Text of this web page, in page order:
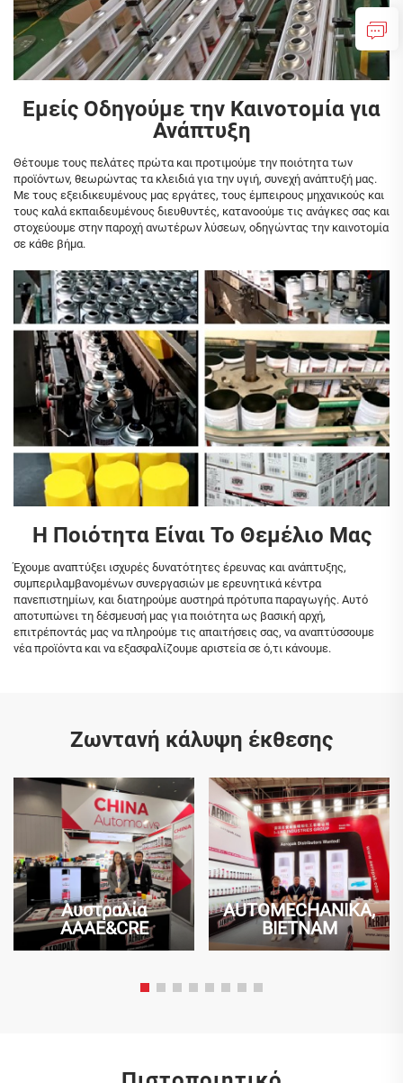
Εμείς Οδηγούμε την Καινοτομία για
Ανάπτυξη
Θέτουμε τους πελάτες πρώτα και προτιμούμε την ποιότητα των
προϊόντων, θεωρώντας τα κλειδιά για την υγιή, συνεχή ανάπτυξή μας.
Με τους εξειδικευμένους μας εργάτες, τους έμπειρους μηχανικούς και
τους καλά εκπαιδευμένους διευθυντές, κατανοούμε τις ανάγκες σας και
στοχεύουμε στην παροχή ανωτέρων λύσεων, οδηγώντας την καινοτομία
σε κάθε βήμα.
Η Ποιότητα Είναι Το Θεμέλιο Μας
Έχουμε αναπτύξει ισχυρές δυνατότητες έρευνας και ανάπτυξης,
συμπεριλαμβανομένων συνεργασιών με ερευνητικά κέντρα
πανεπιστημίων, και διατηρούμε αυστηρά πρότυπα παραγωγής. Αυτό
αποτυπώνει τη δέσμευσή μας για ποιότητα ως βασική αρχή,
επιτρέποντάς μας να πληρούμε τις απαιτήσεις σας, να αναπτύσσουμε
νέα προϊόντα και να εξασφαλίζουμε αριστεία σε ό,τι κάνουμε.
Ζωντανή κάλυψη έκθεσης
Αυστραλία
AAAE&CRE
AUTOMECHANIKA,
ΒΙΕΤΝΑΜ